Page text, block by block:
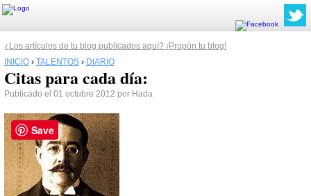
¿Los artículos de tu blog publicados aquí? ¡Propón tu blog!
INICIO › TALENTOS › DIARIO
Citas para cada día:
Publicado el 01 octubre 2012 por Hada
Save